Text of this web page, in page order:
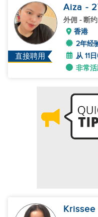
直接聘用
Aiza -
外佣 - 断
香港
2年经
从 11
非常
Krissee